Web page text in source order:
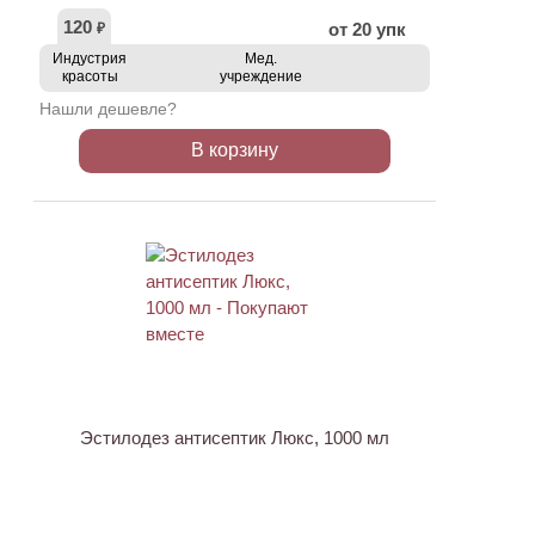
120 ₽ от 20 упк
Индустрия
красоты
Мед.
учреждение
Нашли дешевле?
В корзину
Эстилодез антисептик Люкс, 1000 мл